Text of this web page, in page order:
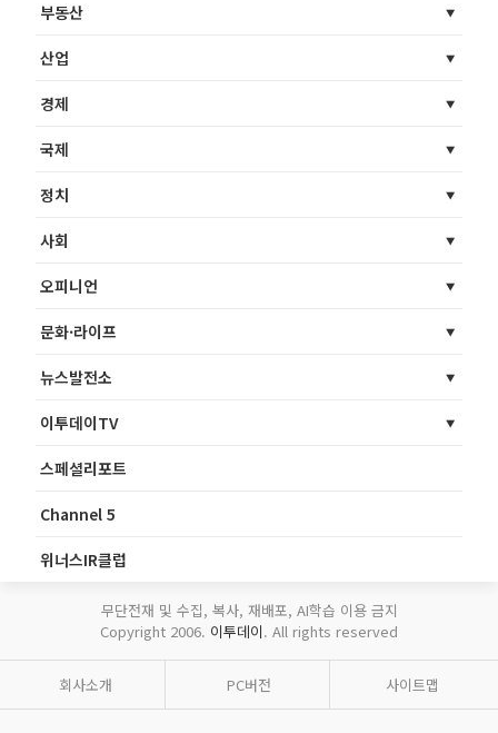
부동산
산업
경제
국제
정치
사회
오피니언
문화·라이프
뉴스발전소
이투데이TV
스페셜리포트
Channel 5
위너스IR클럽
무단전재 및 수집, 복사, 재배포, AI학습 이용 금지
Copyright 2006. 이투데이. All rights reserved
회사소개 PC버전 사이트맵